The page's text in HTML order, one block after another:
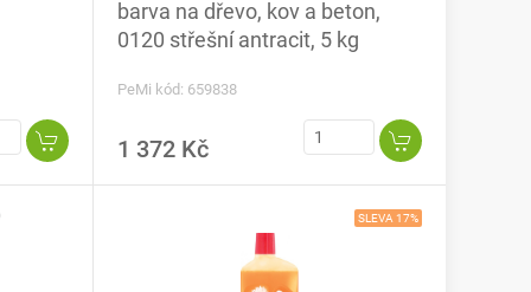
barva na dřevo, kov a beton,
0120 střešní antracit, 5 kg
PeMi kód: 659838
1 372 Kč
SLEVA 17%